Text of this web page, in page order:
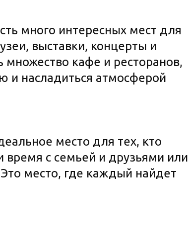
много интересных мест для
выставки, концерты и
множество кафе и ресторанов,
и насладиться атмосферой
место для тех, кто
время с семьей и друзьями или
Это место, где каждый найдет